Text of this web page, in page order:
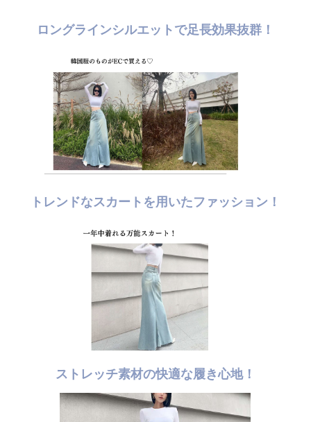
ロングラインシルエットで足長効果抜群！
トレンドなスカートを用いたファッション！
ストレッチ素材の快適な履き心地！